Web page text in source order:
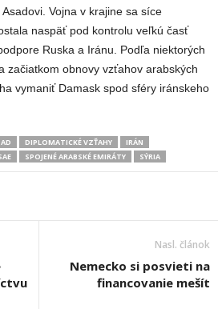
Vojna v krajine sa síce
naspäť pod kontrolu veľkú časť
Ruska a Iránu. Podľa niektorých
začiatkom obnovy vzťahov arabských
vymaniť Damask spod sféry iránskeho
DIPLOMATICKÉ VZŤAHY
IRÁN
SPOJENÉ ARABSKÉ EMIRÁTY SÝRIA
Nasl. článok
Nemecko si posvieti na
financovanie mešít